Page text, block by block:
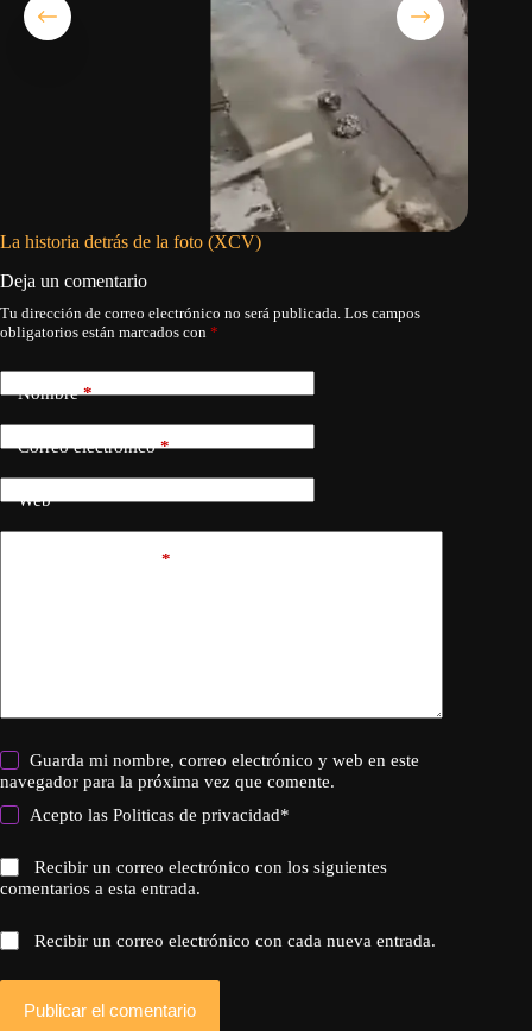
La historia detrás de la foto (XCV)
Deja un comentario
Tu dirección de correo electrónico no será publicada. Los campos
obligatorios están marcados con *
Nombre*
Correo electrónico*
Web
*
Guarda mi nombre, correo electrónico y web en este
navegador para la próxima vez que comente.
Acepto lasPoliticas de privacidad*
Recibir un correo electrónico con los siguientes
comentarios a esta entrada.
Recibir un correo electrónico con cada nueva entrada.
Publicar el comentario